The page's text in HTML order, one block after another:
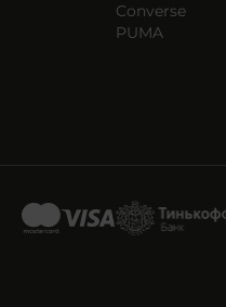
Converse
PUMA